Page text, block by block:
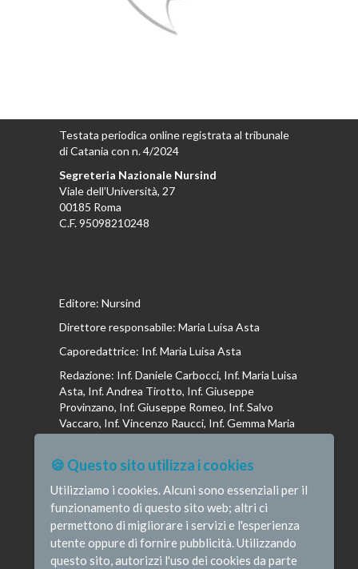
Testata periodica online registrata al tribunale
di Catania con n. 4/2024
Segreteria Nazionale Nursind
Viale dell’Università, 27
00185 Roma
C.F. 95098210248
Editore: Nursind
Direttore responsabile: Maria Luisa Asta
Caporedattrice: Inf. Maria Luisa Asta
Redazione: Inf. Daniele Carbocci, Inf. Maria Luisa
Asta, Inf. Andrea Tirotto, Inf. Giuseppe
Provinzano, Inf. Giuseppe Romeo, Inf. Salvo
Vaccaro, Inf. Vincenzo Raucci, Inf. Gemma Maria
Altavilla, Inf. Stefano Barone , Inf. Donato Cosi,
Inf. Romina Iannuzzi, Inf. Fausta Pileri
🍪 Questo sito utilizza i cookies
Utilizziamo i cookies. Alcuni sono essenziali per il
funzionamento di questo sito web; altri ci
permettono di migliorare i servizi e l'esperienza
utente oppure di fornire pubblicità. Utilizzando
questo sito, autorizzi l'uso dei cookies da parte